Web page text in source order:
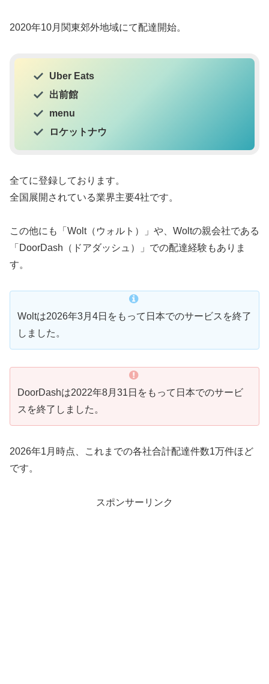
2020年10月関東郊外地域にて配達開始。
Uber Eats
出前館
menu
ロケットナウ
全てに登録しております。
全国展開されている業界主要4社です。
この他にも「Wolt（ウォルト）」や、Woltの親会社である
「DoorDash（ドアダッシュ）」での配達経験もありま
す。
Woltは2026年3月4日をもって日本でのサービスを終了
しました。
DoorDashは2022年8月31日をもって日本でのサービ
スを終了しました。
2026年1月時点、これまでの各社合計配達件数1万件ほど
です。
スポンサーリンク